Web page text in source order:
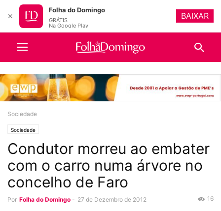
Sociedade
Sociedade
Condutor morreu ao embater
com o carro numa árvore no
concelho de Faro
Por Folha do Domingo - 27 de Dezembro de 2012 16
✕
Folha do Domingo
GRÁTIS
Na Google Play
BAIXAR